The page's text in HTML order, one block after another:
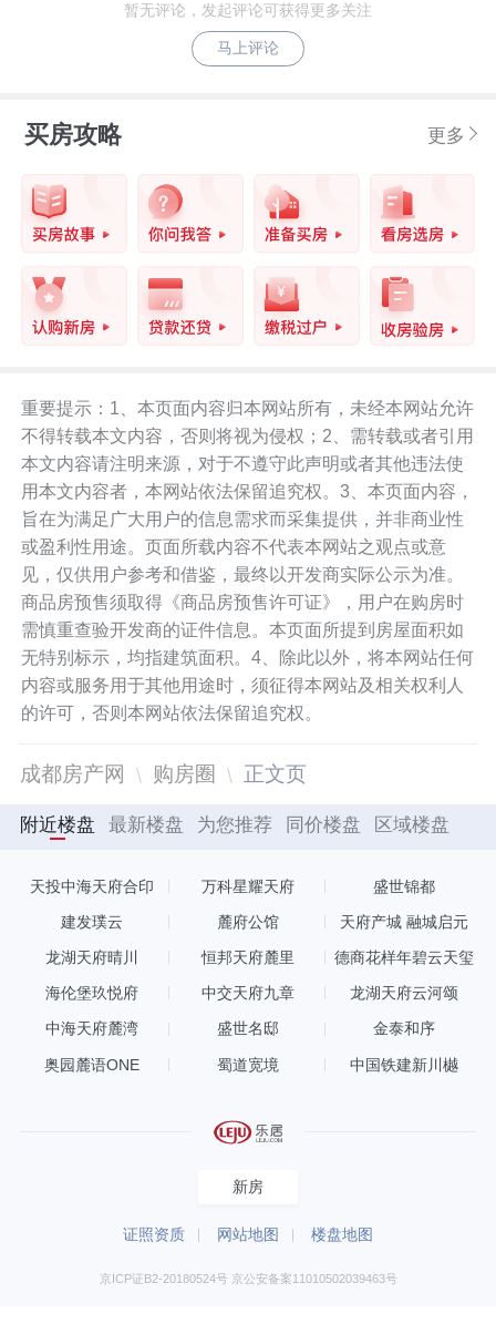
暂无评论，发起评论可获得更多关注
马上评论
买房攻略 更多
重要提示：1、本页面内容归本网站所有，未经本网站允许
不得转载本文内容，否则将视为侵权；2、需转载或者引用
本文内容请注明来源，对于不遵守此声明或者其他违法使
用本文内容者，本网站依法保留追究权。3、本页面内容，
旨在为满足广大用户的信息需求而采集提供，并非商业性
或盈利性用途。页面所载内容不代表本网站之观点或意
见，仅供用户参考和借鉴，最终以开发商实际公示为准。
商品房预售须取得《商品房预售许可证》，用户在购房时
需慎重查验开发商的证件信息。本页面所提到房屋面积如
无特别标示，均指建筑面积。4、除此以外，将本网站任何
内容或服务用于其他用途时，须征得本网站及相关权利人
的许可，否则本网站依法保留追究权。
成都房产网 购房圈 正文页
附近楼盘 最新楼盘 为您推荐 同价楼盘 区域楼盘
天投中海天府合印 万科星耀天府 盛世锦都
建发璞云 麓府公馆 天府产城 融城启元
龙湖天府晴川 恒邦天府麓里 德商花样年碧云天玺
海伦堡玖悦府 中交天府九章 龙湖天府云河颂
中海天府麓湾 盛世名邸 金泰和序
奥园麓语ONE 蜀道宽境 中国铁建新川樾
新房
证照资质 网站地图 楼盘地图
京ICP证B2-20180524号 京公安备案11010502039463号